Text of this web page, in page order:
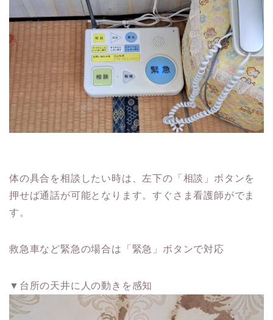
体の具合を相談したい時は、左下の「相談」ボタンを
押せば通話が可能となります。すぐさま看護師がでま
す。
救急車など緊急の場合は「緊急」ボタンで対応
▼台所の天井に人の動きを感知